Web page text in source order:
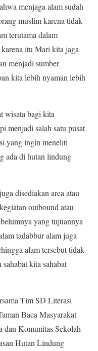
menjaga alam sudah
muslim karena tidak
terutama dalam
itu Mari kita jaga
menjadi sumber
kita lebih nyaman lebih
wisata bagi kita
menjadi salah satu pusat
yang ingin meneliti
ada di hutan lindung
disediakan area atau
outbound atau
yang tujuannya
tadabbur alam juga
alam tersebut tidak
kita sahabat
Tim SD Literasi
Baca Masyarakat
Komunitas Sekolah
Hutan Lindung